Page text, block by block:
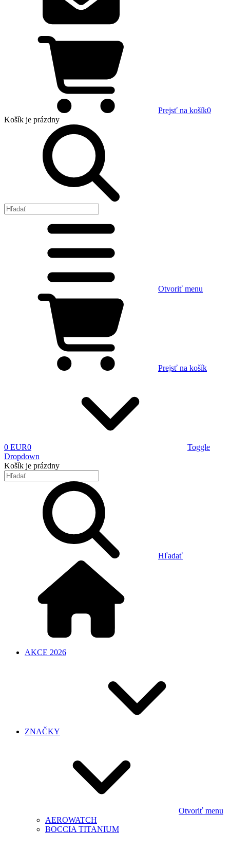
Prejsť na košík0
Košík je prázdny
Otvoriť menu
Prejsť na košík
0 EUR0
Toggle
Dropdown
Košík je prázdny
Hľadať
AKCE 2026
ZNAČKY
Otvoriť menu
AEROWATCH
BOCCIA TITANIUM